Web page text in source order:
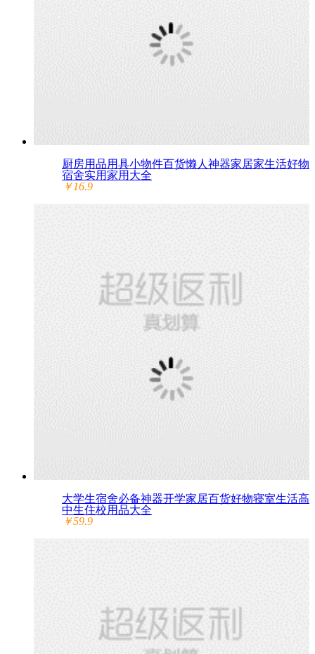
厨房用品用具小物件百货懒人神器家居家生活好物
宿舍实用家用大全
￥16.9
大学生宿舍必备神器开学家居百货好物寝室生活高
中生住校用品大全
￥59.9